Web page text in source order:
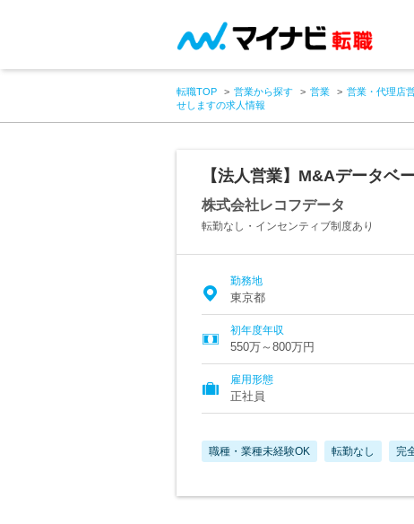
転職TOP 営業から探す 営業 営業・代理店
せしますの求人情報
【法人営業】M&Aデータベ
株式会社レコフデータ
転勤なし・インセンティブ制度あり
勤務地
東京都
初年度年収
550万～800万円
雇用形態
正社員
職種・業種未経験OK 転勤なし 完